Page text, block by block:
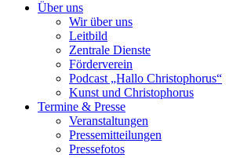
Über uns
Wir über uns
Leitbild
Zentrale Dienste
Förderverein
Podcast „Hallo Christophorus“
Kunst und Christophorus
Termine & Presse
Veranstaltungen
Pressemitteilungen
Pressefotos